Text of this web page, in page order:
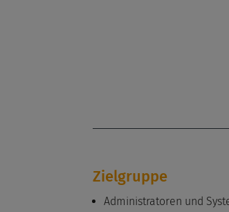
Zielgruppe
Administratoren und